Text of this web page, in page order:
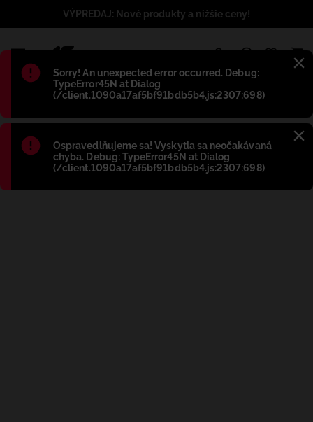
Błąd:
Sorry! An unexpected error occurred. Debug:
TypeError45N at Dialog
(/client.1090a17af5bf91bdb5b4.js:2307:698)
Błąd:
Ospravedlňujeme sa! Vyskytla sa neočakávaná
chyba. Debug: TypeError45N at Dialog
(/client.1090a17af5bf91bdb5b4.js:2307:698)
VÝPREDAJ: Nové produkty a nižšie ceny!